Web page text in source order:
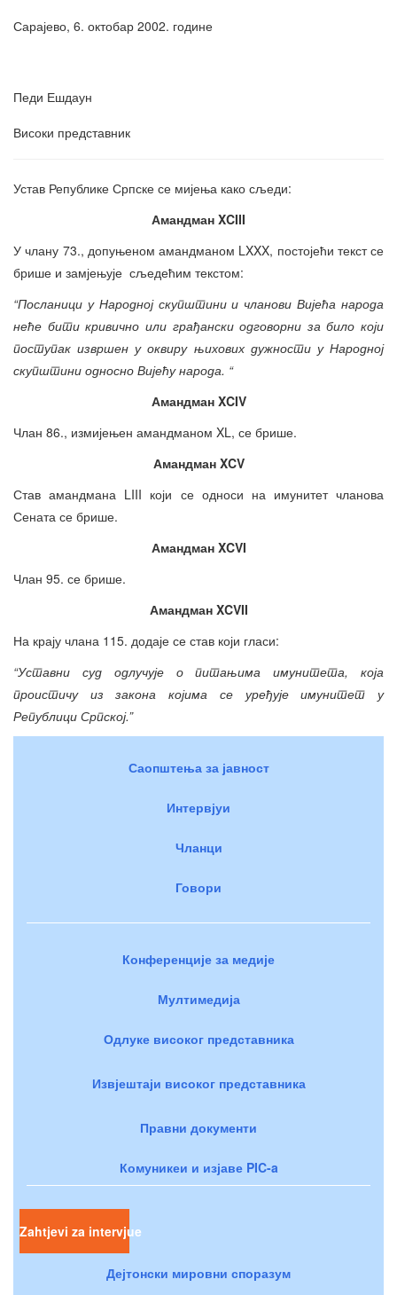
Сарајево, 6. октобар 2002. године
Педи Ешдаун
Високи представник
Устав Републике Српске се мијења како сљеди:
Амандман XCIII
У члану 73., допуњеном амандманом LXXX, постојећи текст се
брише и замјењује сљедећим текстом:
“Посланици у Народној скупштини и чланови Вијећа народа
неће бити кривично или грађански одговорни за било који
поступак извршен у оквиру њихових дужности у Народној
скупштини односно Вијећу народа. “
Амандман XCIV
Члан 86., измијењен амандманом XL, се брише.
Амандман XCV
Став амандмана LIII који се односи на имунитет чланова
Сената се брише.
Амандман XCVI
Члан 95. се брише.
Амандман XCVII
На крају члана 115. додаје се став који гласи:
“Уставни суд одлучује о питањима имунитета, која
проистичу из закона којима се уређује имунитет у
Републици Српској.”
Саопштења за јавност
Интервјуи
Чланци
Говори
Конференције за медије
Мултимедија
Одлуке високог представника
Извјештаји високог представника
Правни документи
Комуникеи и изјаве PIC-a
Zahtjevi za intervjue
Дејтонски мировни споразум